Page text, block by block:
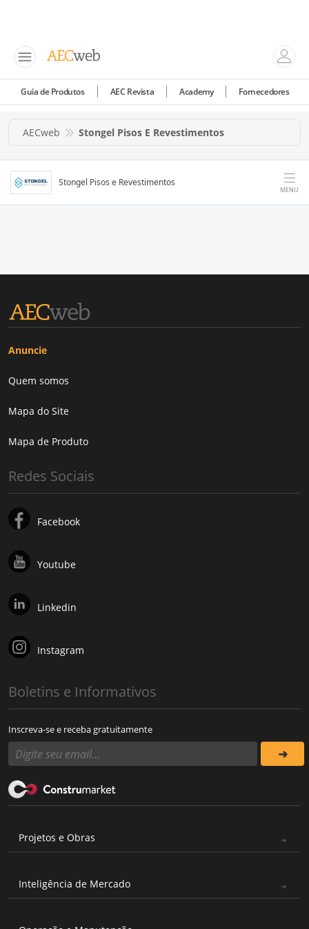
Guia de Produtos AEC Revista Academy Fornecedores
AECweb Stongel Pisos E Revestimentos
Stongel Pisos e Revestimentos
MENU
Anuncie
Quem somos
Mapa do Site
Mapa de Produto
Redes Sociais
Facebook
Youtube
Linkedin
Instagram
Boletins e Informativos
Inscreva-se e receba gratuitamente
Projetos e Obras
Inteligência de Mercado